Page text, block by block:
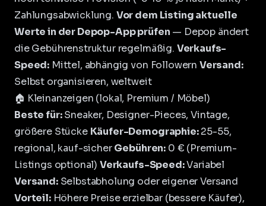
Zahlungsabwicklung. Vor dem Listing aktuelle
Werte in der Depop-App prüfen — Depop ändert
die Gebührenstruktur regelmäßig. Verkaufs-
Speed: Mittel, abhängig von Followern Versand:
Selbst organisieren, weltweit
🏠 Kleinanzeigen (lokal, Premium / Möbel)
Beste für:Sneaker, Designer-Pieces, Vintage,
größere Stücke Käufer-Demographie:25-55,
regional, kauf-sicherGebühren: 0 € (Premium-
Listings optional) Verkaufs-Speed:Variabel
Versand:Selbstabholung oder eigener Versand
Vorteil:Höhere Preise erzielbar (bessere Käufer),